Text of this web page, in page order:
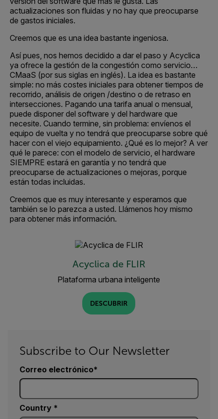
actualizaciones son fluidas y no hay que preocuparse
de gastos iniciales.
Creemos que es una idea bastante ingeniosa.
Así pues, nos hemos decidido a dar el paso y Acyclica
ya ofrece la gestión de la congestión como servicio…
CMaaS (por sus siglas en inglés). La idea es bastante
simple: no más costes iniciales para obtener tiempos de
recorrido, análisis de origen /destino o de retraso en
intersecciones. Pagando una tarifa anual o mensual,
puede disponer del software y del hardware que
necesite. Cuando termine, sin problema: envíenos el
equipo de vuelta y no tendrá que preocuparse sobre qué
hacer con el viejo equipamiento. ¿Qué es lo mejor? A ver
qué le parece: con el modelo de servicio, el hardware
SIEMPRE estará en garantía y no tendrá que
preocuparse de actualizaciones o mejoras, porque
están todas incluidas.
Creemos que es muy interesante y esperamos que
también se lo parezca a usted. Llámenos hoy mismo
para obtener más información.
Acyclica de FLIR
Plataforma urbana inteligente
DESCUBRIR
Subscribe to Our Newsletter
Correo electrónico
Country *